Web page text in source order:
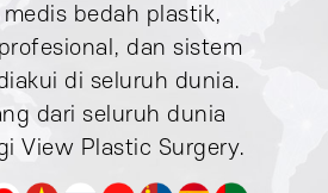
medis bedah plastik,
dan sistem
di seluruh dunia.
dari seluruh dunia
View Plastic Surgery.